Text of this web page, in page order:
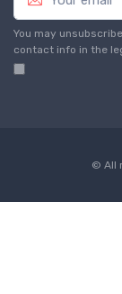
You may
contact info in the
© All